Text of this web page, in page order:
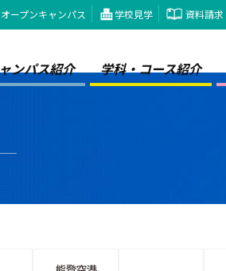
オープンキャンパス 学校見学 資料請求
ンパス紹介 学科・コース紹介